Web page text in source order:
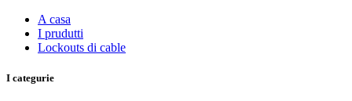
A casa
I prudutti
Lockouts di cable
I categurie